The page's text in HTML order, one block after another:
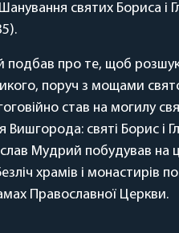
святих Бориса
про те, щоб
поруч з мощами
став на могилу
святі Борис і
Мудрий побудував на
храмів і монастирів
Православної Церкви.